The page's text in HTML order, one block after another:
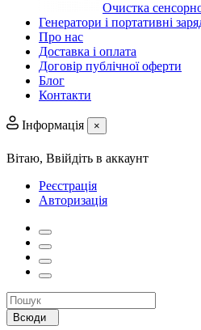
Очистка
Генератори і портативні
Про нас
Доставка і оплата
Договір публічної оферти
Блог
Контакти
Інформація ×
Вітаю, Ввійдіть в аккаунт
Реєстрація
Авторизація
Всюди